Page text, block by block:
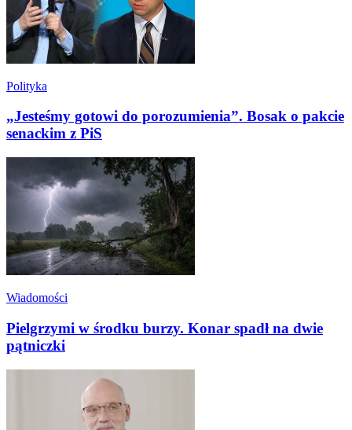
Polityka
„Jesteśmy gotowi do porozumienia”. Bosak o pakcie
senackim z PiS
Wiadomości
Pielgrzymi w środku burzy. Konar spadł na dwie
pątniczki